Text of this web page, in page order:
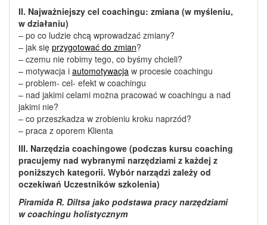
II. Najważniejszy cel coachingu: zmiana (w myśleniu,
w działaniu)
– po co ludzie chcą wprowadzać zmiany?
– jak się przygotować do zmian?
– czemu nie robimy tego, co byśmy chcieli?
– motywacja i automotywacja w procesie coachingu
– problem- cel- efekt w coachingu
– nad jakimi celami można pracować w coachingu a nad
jakimi nie?
– co przeszkadza w zrobieniu kroku naprzód?
– praca z oporem Klienta
III. Narzędzia coachingowe (podczas kursu coaching
pracujemy nad wybranymi narzędziami z każdej z
poniższych kategorii. Wybór narządzi zależy od
oczekiwań Uczestników szkolenia)
Piramida R. Diltsa jako podstawa pracy narzędziami
w coachingu holistycznym